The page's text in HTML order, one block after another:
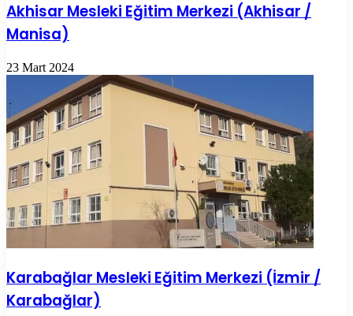
Akhisar Mesleki Eğitim Merkezi (Akhisar /
Manisa)
23 Mart 2024
Karabağlar Mesleki Eğitim Merkezi (İzmir /
Karabağlar)